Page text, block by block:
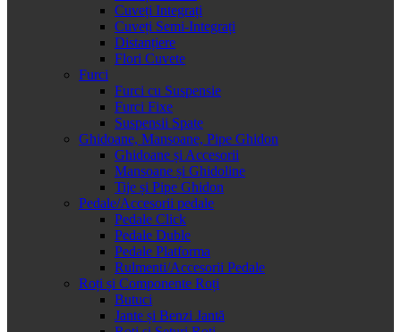
Cuveți Integrați
Cuveți Semi-Integrați
Distanțiere
Flori Cuvete
Furci
Furci cu Suspensie
Furci Fixe
Suspensii Spate
Ghidoane, Mansoane, Pipe Ghidon
Ghidoane și Accesorii
Mansoane și Ghidoline
Tije și Pipe Ghidon
Pedale/Accesorii pedale
Pedale Click
Pedale Duble
Pedale Platforma
Rulmenti/Accesorii Pedale
Roți și Componente Roți
Butuci
Jante și Benzi Jantă